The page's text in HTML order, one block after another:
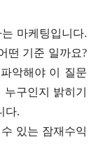
마케팅입니다.
떤 기준 일까요?
악해야 이 질문
구인지 밝히기
다.
있는 잠재수익